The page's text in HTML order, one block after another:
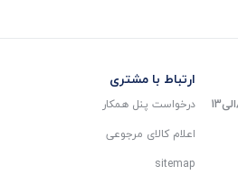
ارتباط با مشتری
درخواست پنل همکار
اعلام کالای مرجوعی
sitemap